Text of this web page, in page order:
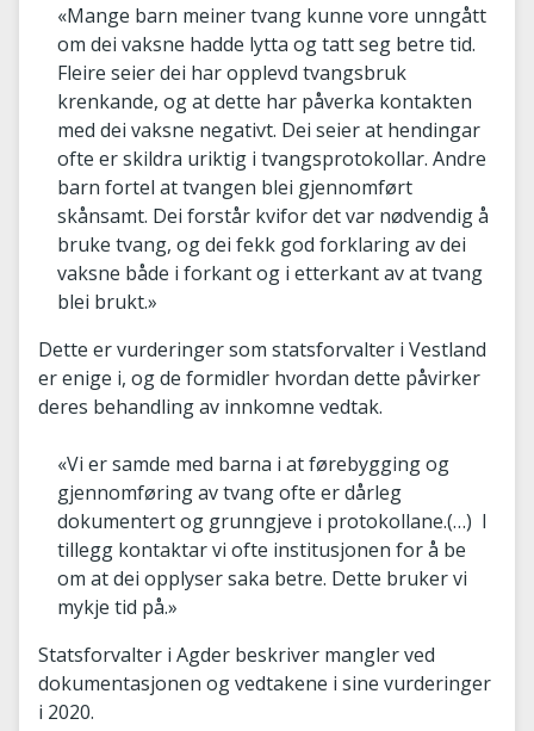
«Mange barn meiner tvang kunne vore unngått
om dei vaksne hadde lytta og tatt seg betre tid.
Fleire seier dei har opplevd tvangsbruk
krenkande, og at dette har påverka kontakten
med dei vaksne negativt. Dei seier at hendingar
ofte er skildra uriktig i tvangsprotokollar. Andre
barn fortel at tvangen blei gjennomført
skånsamt. Dei forstår kvifor det var nødvendig å
bruke tvang, og dei fekk god forklaring av dei
vaksne både i forkant og i etterkant av at tvang
blei brukt.»
Dette er vurderinger som statsforvalter i Vestland
er enige i, og de formidler hvordan dette påvirker
deres behandling av innkomne vedtak.
«Vi er samde med barna i at førebygging og
gjennomføring av tvang ofte er dårleg
dokumentert og grunngjeve i protokollane.(…) I
tillegg kontaktar vi ofte institusjonen for å be
om at dei opplyser saka betre. Dette bruker vi
mykje tid på.»
Statsforvalter i Agder beskriver mangler ved
dokumentasjonen og vedtakene i sine vurderinger
i 2020.